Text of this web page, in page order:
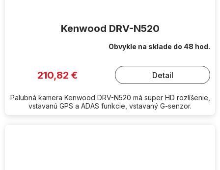
Kenwood DRV-N520
Obvykle na sklade do 48 hod.
210,82 € Detail
Palubná kamera Kenwood DRV-N520 má super HD rozlíšenie,
vstavanú GPS a ADAS funkcie, vstavaný G-senzor.